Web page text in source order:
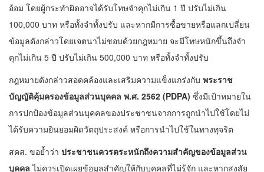
อ้อม โดยผู้กระทำผิดอาจได้รับโทษจำคุกไม่เกิน 1 ปี ปรับไม่เกิน
100,000 บาท หรือทั้งจำทั้งปรับ และหากมีการซื้อขายหรือแลกเปลี่ยน
ข้อมูลดังกล่าวโดยเจตนาไม่ชอบด้วยกฎหมาย จะมีโทษหนักขึ้นถึงจำ
คุกไม่เกิน 5 ปี ปรับไม่เกิน 500,000 บาท หรือทั้งจำทั้งปรับ
กฎหมายดังกล่าวสอดคล้องและเสริมความแข็งแกร่งกับ พระราช
บัญญัติคุ้มครองข้อมูลส่วนบุคคล พ.ศ. 2562 (PDPA) ซึ่งมีเป้าหมายใน
การปกป้องข้อมูลส่วนบุคคลของประชาชนจากการถูกนำไปใช้โดยไม่
ได้รับความยินยอมผิดวัตถุประสงค์ หรือการนำไปใช้ในทางทุจริต
สคส. ขอย้ำว่า ประชาชนควรตระหนักถึงความสำคัญของข้อมูลส่วน
บุคคล ไม่ควรเปิดเผยข้อมูลสำคัญให้กับบุคคลที่ไม่รู้จัก และหากสงสัย